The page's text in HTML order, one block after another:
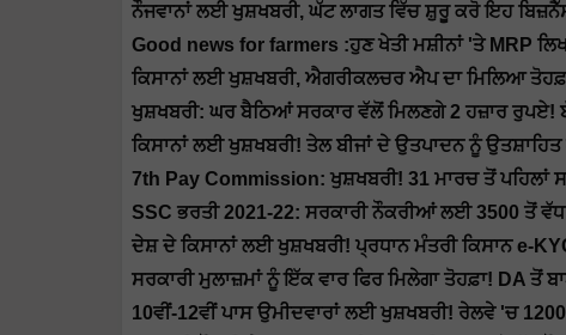
ਨੌਜਵਾਨਾਂ ਲਈ ਖੁਸ਼ਖਬਰੀ, ਘੱਟ ਲਾਗਤ ਵਿੱਚ ਸ਼ੁਰੂ ਕਰੋ ਇਹ
Good news for farmers :ਹੁਣ ਖੇਤੀ ਮਸ਼ੀਨਾਂ 'ਤੇ MRP
ਕਿਸਾਨਾਂ ਲਈ ਖੁਸ਼ਖਬਰੀ, ਐਗਰੀਕਲਚਰ ਐਪ ਦਾ ਮਿਲਿਆ
ਖੁਸ਼ਖਬਰੀ: ਘਰ ਬੈਠਿਆਂ ਸਰਕਾਰ ਵੱਲੋਂ ਮਿਲਣਗੇ 2 ਹਜ਼ਾਰ
ਕਿਸਾਨਾਂ ਲਈ ਖੁਸ਼ਖਬਰੀ! ਤੇਲ ਬੀਜਾਂ ਦੇ ਉਤਪਾਦਨ ਨੂੰ
7th Pay Commission: ਖੁਸ਼ਖਬਰੀ! 31 ਮਾਰਚ ਤੋਂ ਪਹਿਲਾਂ
SSC ਭਰਤੀ 2021-22: ਸਰਕਾਰੀ ਨੌਕਰੀਆਂ ਲਈ 3500 ਤੋਂ
ਦੇਸ਼ ਦੇ ਕਿਸਾਨਾਂ ਲਈ ਖੁਸ਼ਖਬਰੀ! ਪ੍ਰਧਾਨ ਮੰਤਰੀ ਕਿਸਾਨ e-
ਸਰਕਾਰੀ ਮੁਲਾਜ਼ਮਾਂ ਨੂੰ ਇੱਕ ਵਾਰ ਫਿਰ ਮਿਲੇਗਾ ਤੋਹਫ਼ਾ! DA ਤੋਂ
10ਵੀਂ-12ਵੀਂ ਪਾਸ ਉਮੀਦਵਾਰਾਂ ਲਈ ਖੁਸ਼ਖਬਰੀ! ਰੇਲਵੇ 'ਚ